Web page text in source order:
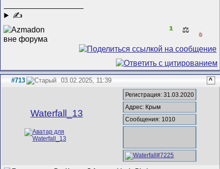
✍
1 ⚖️
0
#713 03.02.2025, 11:39 ^
Waterfall_13
Регистрация: 31.03.2020
Адрес: Крым
Сообщения: 1010